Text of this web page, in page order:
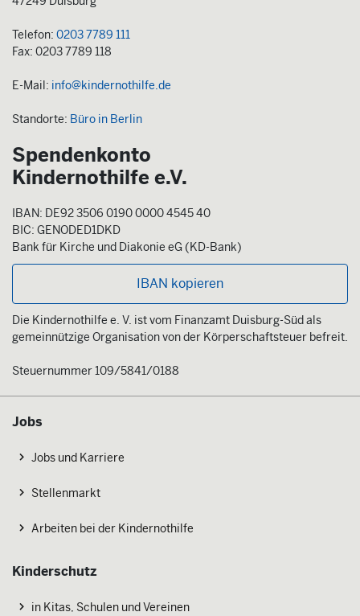
Telefon: 0203 7789 111
Fax: 0203 7789 118
E-Mail: info@kindernothilfe.de
Standorte: Büro in Berlin
Spendenkonto
Kindernothilfe e.V.
IBAN: DE92 3506 0190 0000 4545 40
BIC: GENODED1DKD
Bank für Kirche und Diakonie eG (KD-Bank)
IBAN kopieren
Die Kindernothilfe e. V. ist vom Finanzamt Duisburg-Süd als
gemeinnützige Organisation von der Körperschaftsteuer befreit.
Steuernummer 109/5841/0188
Jobs
Jobs und Karriere
Stellenmarkt
Arbeiten bei der Kindernothilfe
Kinderschutz
in Kitas, Schulen und Vereinen